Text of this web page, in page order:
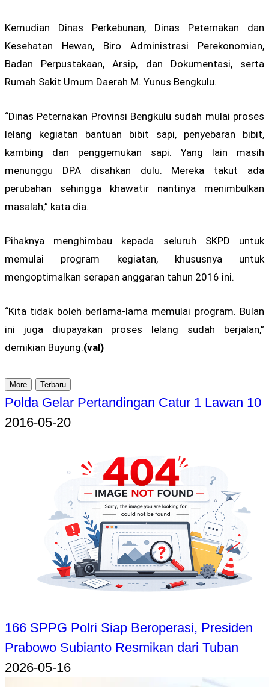
Kemudian Dinas Perkebunan, Dinas Peternakan dan
Kesehatan Hewan, Biro Administrasi Perekonomian,
Badan Perpustakaan, Arsip, dan Dokumentasi, serta
Rumah Sakit Umum Daerah M. Yunus Bengkulu.
“Dinas Peternakan Provinsi Bengkulu sudah mulai proses
lelang kegiatan bantuan bibit sapi, penyebaran bibit,
kambing dan penggemukan sapi. Yang lain masih
menunggu DPA disahkan dulu. Mereka takut ada
perubahan sehingga khawatir nantinya menimbulkan
masalah,” kata dia.
Pihaknya menghimbau kepada seluruh SKPD untuk
memulai program kegiatan, khususnya untuk
mengoptimalkan serapan anggaran tahun 2016 ini.
“Kita tidak boleh berlama-lama memulai program. Bulan
ini juga diupayakan proses lelang sudah berjalan,”
demikian Buyung.(val)
More Terbaru
Polda Gelar Pertandingan Catur 1 Lawan 10
2016-05-20
166 SPPG Polri Siap Beroperasi, Presiden
Prabowo Subianto Resmikan dari Tuban
2026-05-16